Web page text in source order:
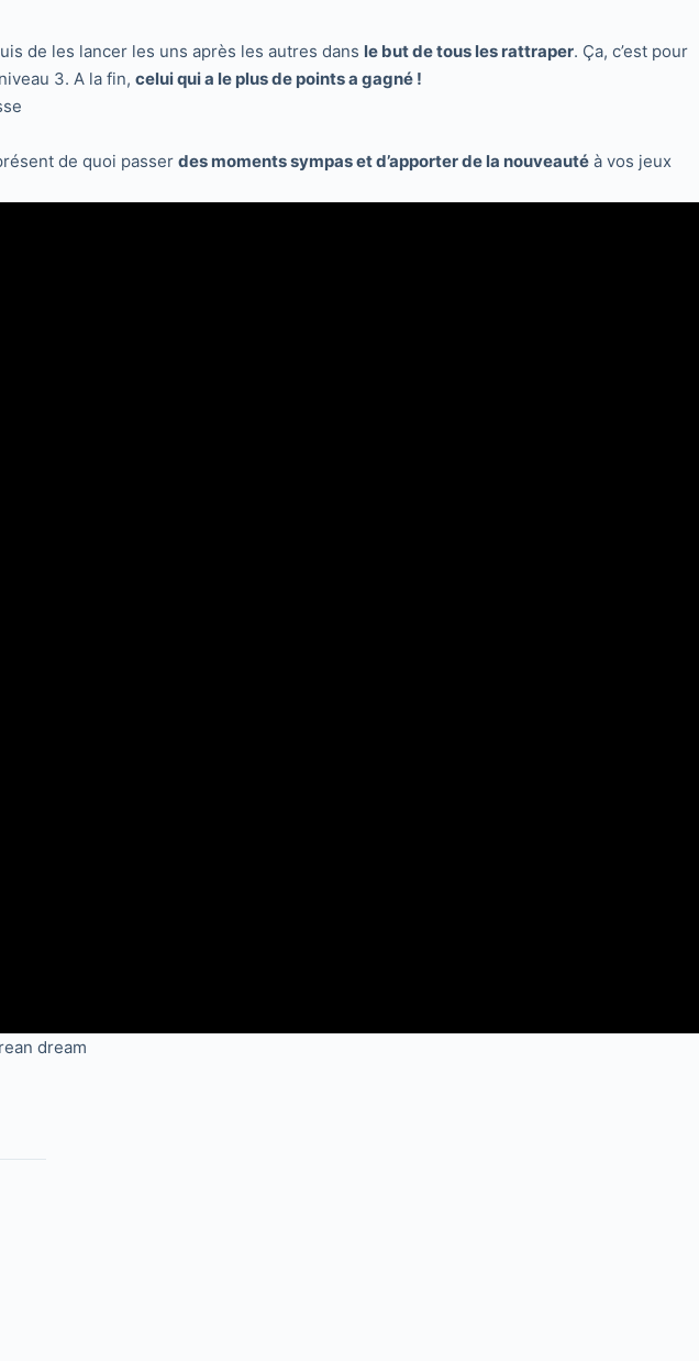
de les lancer les uns après les autres dans le but de tous les rattraper. Ça, c’est pour
3. A la fin, celui qui a le plus de points a gagné !
de quoi passer des moments sympas et d’apporter de la nouveauté à vos jeux
dream